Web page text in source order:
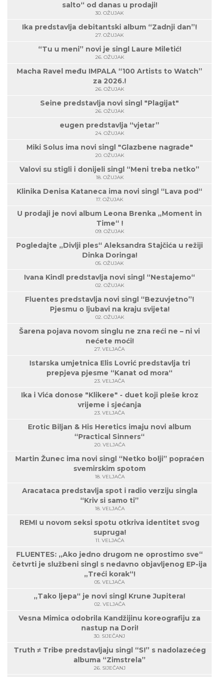
salto“ od danas u prodaji!
30. OŽUJAK
Ika predstavlja debitantski album “Zadnji dan”!
27. OŽUJAK
“Tu u meni” novi je singl Laure Miletić!
26. OŽUJAK
Macha Ravel među IMPALA “100 Artists to Watch”
za 2026.!
26. OŽUJAK
Seine predstavlja novi singl "Plagijat"
26. OŽUJAK
eugen predstavlja “vjetar”
24. OŽUJAK
Miki Solus ima novi singl "Glazbene nagrade"
20. OŽUJAK
Valovi su stigli i donijeli singl “Meni treba netko”
18. OŽUJAK
Klinika Denisa Kataneca ima novi singl “Lava pod“
17. OŽUJAK
U prodaji je novi album Leona Brenka „Moment in
Time“ !
09. OŽUJAK
Pogledajte „Divlji ples“ Aleksandra Stajčića u režiji
Dinka Doringa!
05. OŽUJAK
Ivana Kindl predstavlja novi singl “Nestajemo“
02. OŽUJAK
Fluentes predstavlja novi singl “Bezuvjetno”!
Pjesmu o ljubavi na kraju svijeta!
02. OŽUJAK
Šarena pojava novom singlu ne zna reći ne – ni vi
nećete moći!
27. VELJAČA
Istarska umjetnica Elis Lovrić predstavlja tri
prepjeva pjesme “Kanat od mora“
23. VELJAČA
Ika i Vića donose "Klikere" - duet koji pleše kroz
vrijeme i sjećanja
23. VELJAČA
Erotic Biljan & His Heretics imaju novi album
“Practical Sinners“
20. VELJAČA
Martin Žunec ima novi singl “Netko bolji” popraćen
svemirskim spotom
18. VELJAČA
Aracataca predstavlja spot i radio verziju singla
“Kriv si samo ti”
18. VELJAČA
REMI u novom seksi spotu otkriva identitet svog
supruga!
11. VELJAČA
FLUENTES: „Ako jedno drugom ne oprostimo sve“
četvrti je službeni singl s nedavno objavljenog EP-ija
„Treći korak“!
05. VELJAČA
„Tako ljepa“ je novi singl Krune Jupitera!
02. VELJAČA
Vesna Mimica odobrila Kandžijinu koreografiju za
nastup na Dori!
30. SIJEČANJ
Truth ≠ Tribe predstavljaju singl “S!” s nadolazećeg
albuma “Zimstrela”
26. SIJEČANJ